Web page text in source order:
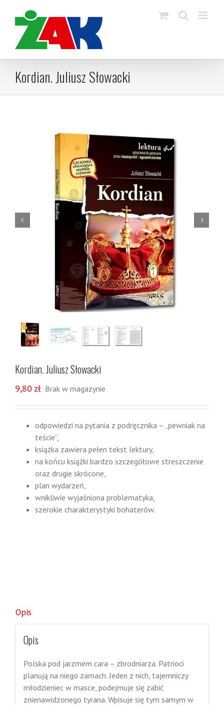
content
Kordian. Juliusz Słowacki
 
Kordian. Juliusz Słowacki
9,80 zł Brak w magazynie
odpowiedzi na pytania z podręcznika – „pewniak na
teście”,
książka zawiera pełen tekst lektury,
na końcu książki bardzo szczegółowe streszczenie
oraz drugie skrócone,
plan wydarzeń,
wnikliwie wyjaśniona problematyka,
szerokie charakterystyki bohaterów.
Opis
Opis
Polska pod jarzmem cara – zbrodniarza. Patrioci
planują na niego zamach. Jeden z nich, tajemniczy
młodzieniec w masce, podejmuje się zabić
znienawidzonego tyrana. Wpisuje się tym samym w